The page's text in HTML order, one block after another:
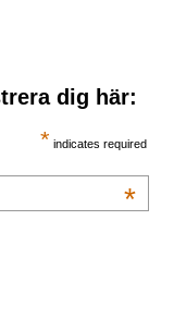
dig här:
* indicates required
*